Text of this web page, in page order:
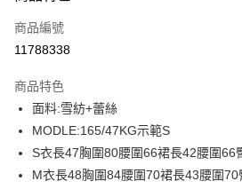
信用卡一次付款
信用卡分期付款
合作金庫商業銀行
華南商業銀行
上海商業儲蓄銀行
國泰世華商業銀行
兆豐
臺灣中小企業銀行
台中
超商取貨付款
LINE Pay
Apple Pay
商品編號
11788338
商品特色
面料:雪紡+蕾絲
MODLE:165/47KG示範S
S衣長47胸圍80腰圍66裙長42腰圍66
M衣長48胸圍84腰圍70裙長43腰圍70